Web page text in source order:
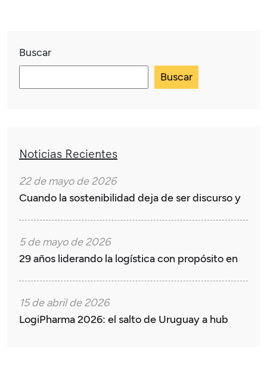
Buscar
Buscar
Noticias Recientes
22 de mayo de 2026
Cuando la sostenibilidad deja de ser discurso y
5 de mayo de 2026
29 años liderando la logística con propósito en
15 de abril de 2026
LogiPharma 2026: el salto de Uruguay a hub